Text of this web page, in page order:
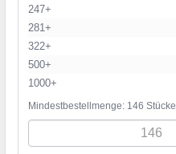
247+
281+
322+
500+
1000+
Mindestbestellmenge: 146 Stücke